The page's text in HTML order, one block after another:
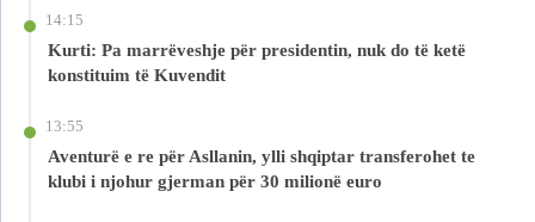
14:15
Kurti: Pa marrëveshje për presidentin, nuk do të ketë
konstituim të Kuvendit
13:55
Aventurë e re për Asllanin, ylli shqiptar transferohet te
klubi i njohur gjerman për 30 milionë euro